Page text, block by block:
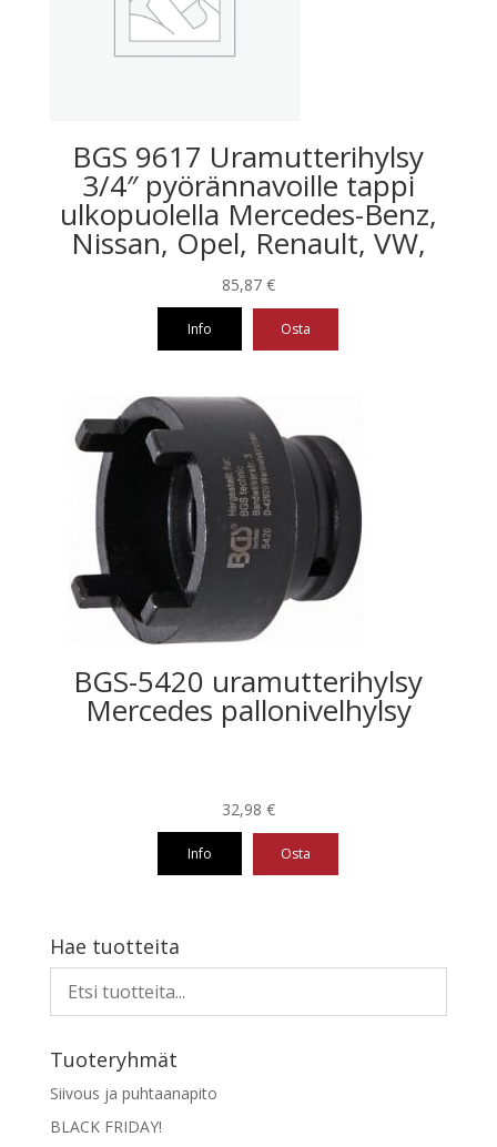
BGS 9617 Uramutterihylsy
3/4″ pyörännavoille tappi
ulkopuolella Mercedes-Benz,
Nissan, Opel, Renault, VW,
85,87 €
Info Osta
BGS-5420 uramutterihylsy
Mercedes pallonivelhylsy
32,98 €
Info Osta
Hae tuotteita
Tuoteryhmät
Siivous ja puhtaanapito
BLACK FRIDAY!